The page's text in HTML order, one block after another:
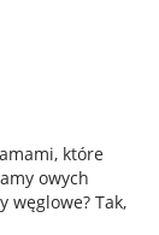
które
owych
węglowe? Tak,